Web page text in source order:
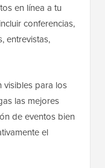
en línea a tu
conferencias,
entrevistas,
visibles para los
las mejores
de eventos bien
el